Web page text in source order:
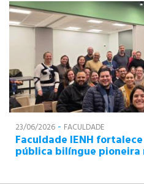
23/06/2026 - FACULDADE
Faculdade IENH
pública bilíngue pioneira